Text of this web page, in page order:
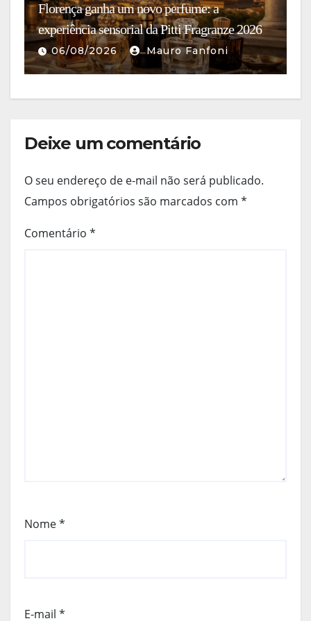
Florença ganha um novo perfume: a
experiência sensorial da Pitti Fragranze 2026
06/08/2026 Mauro Fanfoni
Deixe um comentário
O seu endereço de e-mail não será publicado.
Campos obrigatórios são marcados com *
Comentário *
Nome*
E-mail *